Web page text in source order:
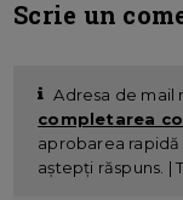
Scrie un
Adresa de mail
completarea
aprobarea rapidă
aștepți răspuns.